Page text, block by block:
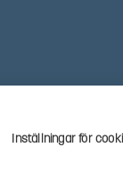
Inställningar för